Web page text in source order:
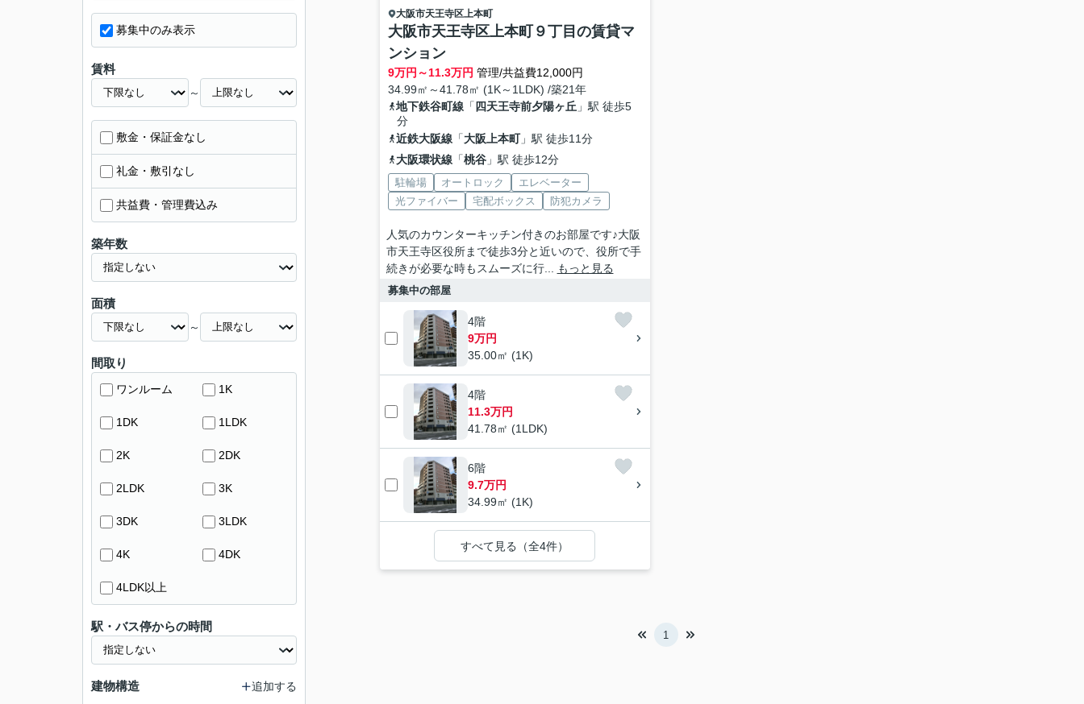
大阪市天王寺区上本町
大阪市天王寺区上本町９丁目の賃貸マ
ンション
9万円～11.3万円 管理/共益費12,000円
34.99㎡～41.78㎡ (1K～1LDK) /築21年
地下鉄谷町線「 四天王寺前夕陽ヶ丘 」駅 徒歩5
分
近鉄大阪線「大阪上本町」駅 徒歩11分
大阪環状線「桃谷」駅 徒歩12分
駐輪場 オートロック
エレベーター
光ファイバー
宅配ボックス 防犯カメラ
人気のカウンターキッチン付きのお部屋です♪大阪
市天王寺区役所まで徒歩3分と近いので、役所で手
続きが必要な時もスムーズに行...
もっと見る
募集中の部屋
4階
9万円
35.00㎡ (1K)
4階
11.3万円
41.78㎡ (1LDK)
6階
9.7万円
34.99㎡ (1K)
すべて見る（全4件）
1
募集中のみ表示
賃料
～
敷金・保証金なし
礼金・敷引なし
共益費・管理費込み
築年数
面積
～
間取り
ワンルーム 1K
1DK 1LDK
2K 2DK
2LDK 3K
3DK 3LDK
4K 4DK
4LDK以上
駅・バス停からの時間
建物構造 追加する